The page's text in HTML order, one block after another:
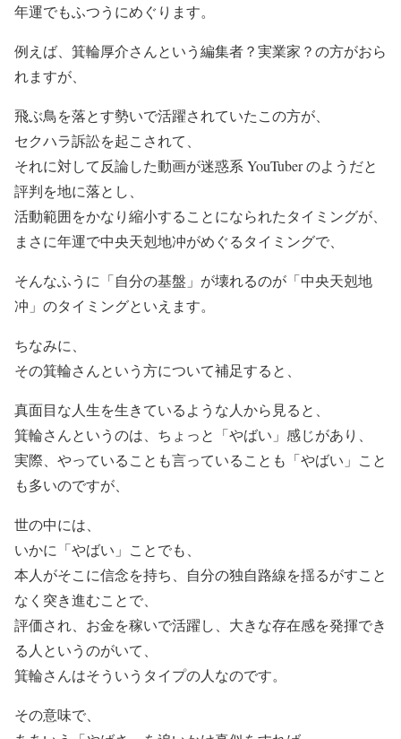
年運でもふつうにめぐります。
例えば、箕輪厚介さんという編集者？実業家？の方がおら
れますが、
飛ぶ鳥を落とす勢いで活躍されていたこの方が、
セクハラ訴訟を起こされて、
それに対して反論した動画が迷惑系 YouTuber のようだと
評判を地に落とし、
活動範囲をかなり縮小することになられたタイミングが、
まさに年運で中央天剋地冲がめぐるタイミングで、
そんなふうに「自分の基盤」が壊れるのが「中央天剋地
冲」のタイミングといえます。
ちなみに、
その箕輪さんという方について補足すると、
真面目な人生を生きているような人から見ると、
箕輪さんというのは、ちょっと「やばい」感じがあり、
実際、やっていることも言っていることも「やばい」こと
も多いのですが、
世の中には、
いかに「やばい」ことでも、
本人がそこに信念を持ち、自分の独自路線を揺るがすこと
なく突き進むことで、
評価され、お金を稼いで活躍し、大きな存在感を発揮でき
る人というのがいて、
箕輪さんはそういうタイプの人なのです。
その意味で、